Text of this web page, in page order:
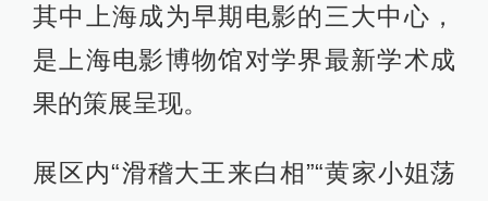
其中上海成为早期电影的三大中心，
是上海电影博物馆对学界最新学术成
果的策展呈现。
展区内“滑稽大王来白相”“黄家小姐荡